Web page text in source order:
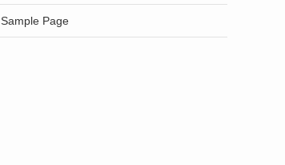
Sample Page